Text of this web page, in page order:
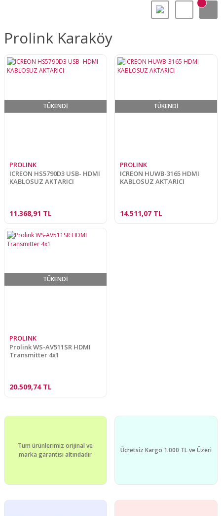
Prolink Karaköy
TÜKENDİ
PROLINK
ICREON HS5790D3 USB- HDMI
KABLOSUZ AKTARICI
11.368,91 TL
TÜKENDİ
PROLINK
ICREON HUWB-3165 HDMI
KABLOSUZ AKTARICI
14.511,07 TL
TÜKENDİ
PROLINK
Prolink WS-AV511SR HDMI
Transmitter 4x1
20.509,74 TL
Tüm ürünlerimiz orijinal ve
marka garantisi altındadır
Ücretsiz Kargo 1.000 TL ve Üzeri